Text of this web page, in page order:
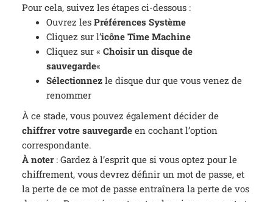
Pour cela, suivez les étapes ci-dessous :
Ouvrez les Préférences Système
Cliquez sur l’icône Time Machine
Cliquez sur « Choisir un disque de
sauvegarde«
Sélectionnezle disque dur que vous venez de
renommer
À ce stade, vous pouvez également décider de
chiffrer votre sauvegardeen cochant l’option
correspondante.
À noter: Gardez à l’esprit que si vous optez pour le
chiffrement, vous devrez définir un mot de passe, et
la perte de ce mot de passe entraînera la perte de vos